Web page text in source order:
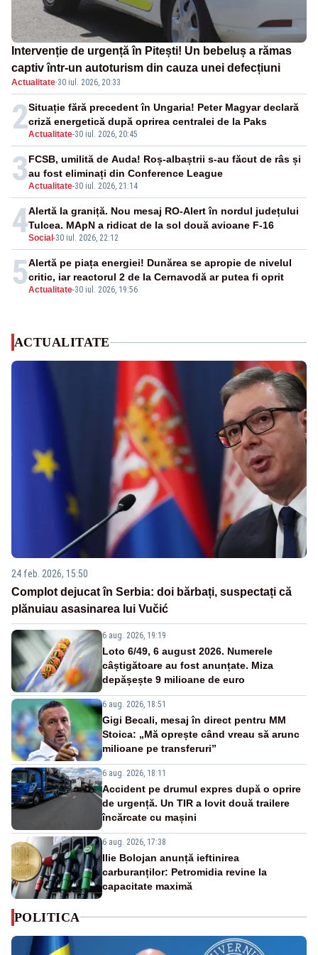
Intervenție de urgență în Pitești! Un bebeluș a rămas
captiv într-un autoturism din cauza unei defecțiuni
Actualitate·30 iul. 2026, 20:33
2Actualitate-30 iul. 2026, 20:45
Situație fără precedent în Ungaria! Peter Magyar declară
criză energetică după oprirea centralei de la Paks
3Actualitate-30 iul. 2026, 21:14
FCSB, umilită de Auda! Roș-albaștrii s-au făcut de râs și
au fost eliminați din Conference League
4Social -30 iul. 2026, 22:12
Alertă la graniță. Nou mesaj RO-Alert în nordul județului
Tulcea. MApN a ridicat de la sol două avioane F-16
5Actualitate-30 iul. 2026, 19:56
Alertă pe piața energiei! Dunărea se apropie de nivelul
critic, iar reactorul 2 de la Cernavodă ar putea fi oprit
ACTUALITATE
24 feb. 2026, 15:50
Complot dejucat în Serbia: doi bărbați, suspectați că
plănuiau asasinarea lui Vučić
6 aug. 2026, 19:19
Loto 6/49, 6 august 2026. Numerele
câștigătoare au fost anunțate. Miza
depășește 9 milioane de euro
6 aug. 2026, 18:51
Gigi Becali, mesaj în direct pentru MM
Stoica: „Mă oprește când vreau să arunc
milioane pe transferuri”
6 aug. 2026, 18:11
Accident pe drumul expres după o oprire
de urgență. Un TIR a lovit două trailere
încărcate cu mașini
6 aug. 2026, 17:38
Ilie Bolojan anunță ieftinirea
carburanților: Petromidia revine la
capacitate maximă
POLITICA